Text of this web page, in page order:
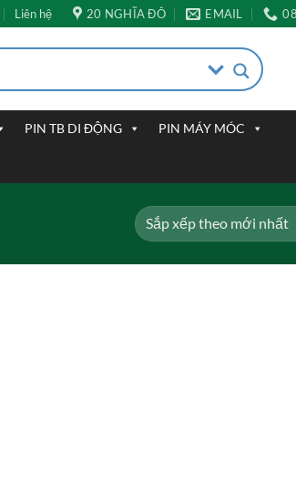
Liên hệ 20 NGHĨA ĐÔ EMAIL
PIN TB DI ĐỘNG PIN MÁY MÓC